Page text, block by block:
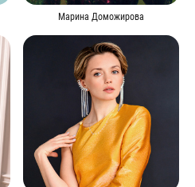
Марина Доможирова